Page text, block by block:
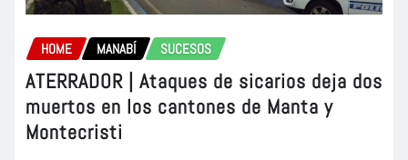
HOME MANABÍ SUCESOS
ATERRADOR | Ataques de sicarios deja dos
muertos en los cantones de Manta y
Montecristi